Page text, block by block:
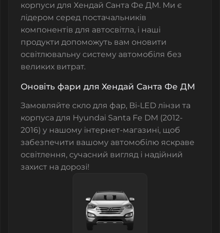
корпуси для Хендай Санта Фе ДМ. Ми є
лідером серед постачальників
компонентів для автосвітла, і наші
продукти допоможуть вам оновити
освітлювальну систему автомобіля без
великих витрат.
Оновіть фари для Хендай Санта Фе ДМ
Замовляйте скло для фар, Bi-LED лінзи та
корпуса для Hyundai Santa Fe DM (2012-
2016) у нашому інтернет-магазині, щоб
забезпечити вашому автомобілю яскраве
освітлення, сучасний вигляд і надійний
захист на дорозі!